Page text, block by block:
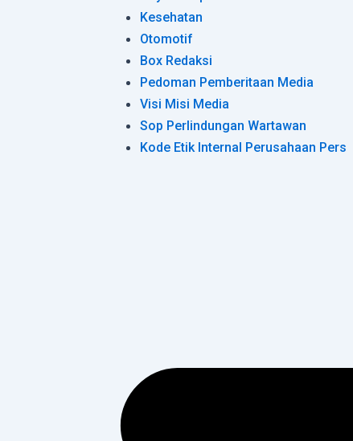
Kesehatan
Otomotif
Box Redaksi
Pedoman Pemberitaan Media
Visi Misi Media
Sop Perlindungan Wartawan
Kode Etik Internal Perusahaan Pers